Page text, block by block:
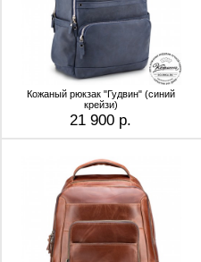
Кожаный рюкзак "Гудвин" (синий
крейзи)
21 900 р.